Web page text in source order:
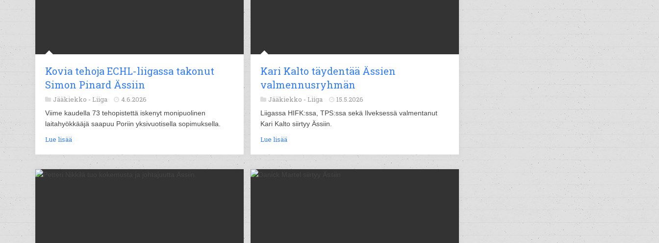
Kovia tehoja ECHL-liigassa takonut
Simon Pinard Ässiin
Jääkiekko - Liiga 4.6.2026
Viime kaudella 73 tehopistettä iskenyt monipuolinen
laitahyökkääjä saapuu Poriin yksivuotisella sopimuksella.
Lue lisää
Kari Kalto täydentää Ässien
valmennusryhmän
Jääkiekko - Liiga 15.5.2026
Liigassa HIFK:ssa, TPS:ssa sekä Ilveksessä valmentanut
Kari Kalto siirtyy Ässiin.
Lue lisää